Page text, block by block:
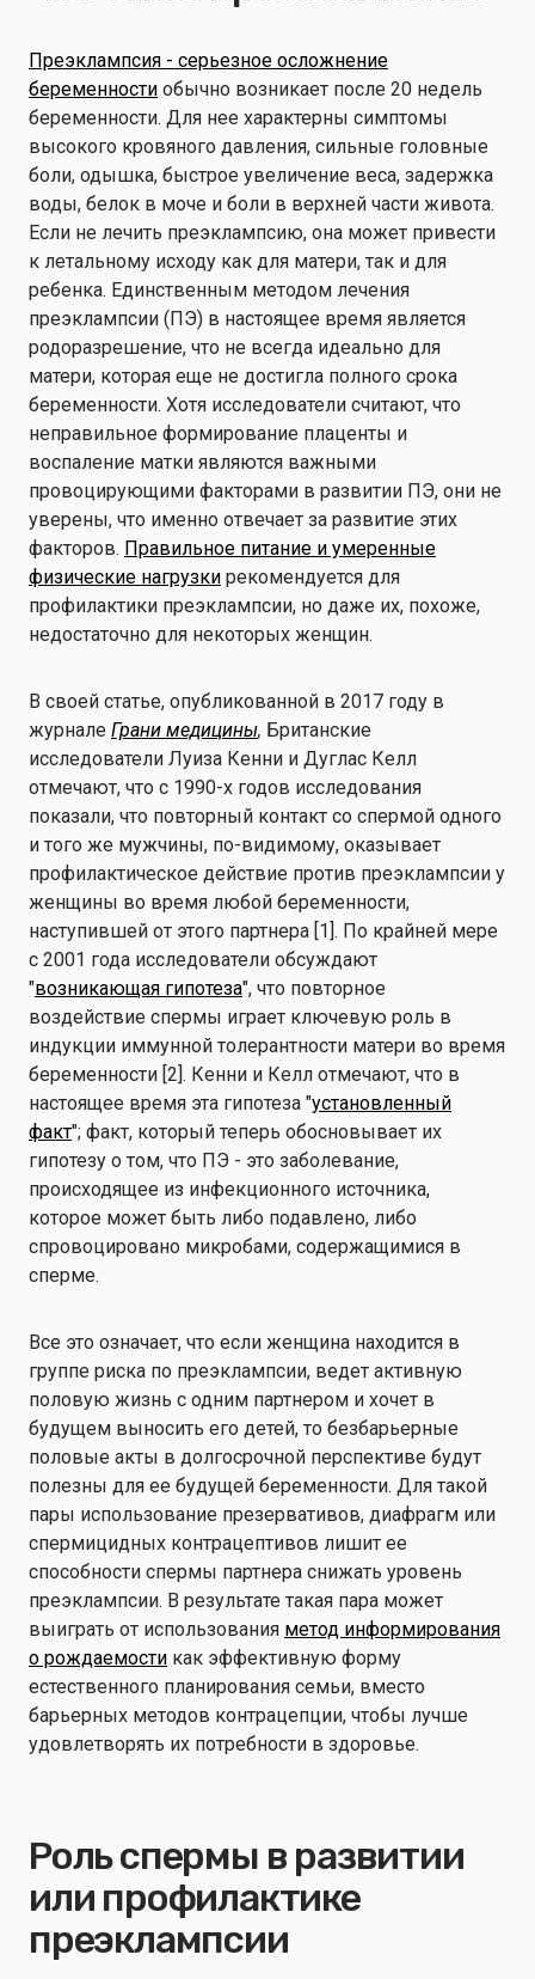
Преэклампсия - серьезное осложнение
беременности обычно возникает после 20 недель
беременности. Для нее характерны симптомы
высокого кровяного давления, сильные головные
боли, одышка, быстрое увеличение веса, задержка
воды, белок в моче и боли в верхней части живота.
Если не лечить преэклампсию, она может привести
к летальному исходу как для матери, так и для
ребенка. Единственным методом лечения
преэклампсии (ПЭ) в настоящее время является
родоразрешение, что не всегда идеально для
матери, которая еще не достигла полного срока
беременности. Хотя исследователи считают, что
неправильное формирование плаценты и
воспаление матки являются важными
провоцирующими факторами в развитии ПЭ, они не
уверены, что именно отвечает за развитие этих
факторов. Правильное питание и умеренные
физические нагрузки рекомендуется для
профилактики преэклампсии, но даже их, похоже,
недостаточно для некоторых женщин.
В своей статье, опубликованной в 2017 году в
журнале Грани медицины, Британские
исследователи Луиза Кенни и Дуглас Келл
отмечают, что с 1990-х годов исследования
показали, что повторный контакт со спермой одного
и того же мужчины, по-видимому, оказывает
профилактическое действие против преэклампсии у
женщины во время любой беременности,
наступившей от этого партнера [1]. По крайней мере
с 2001 года исследователи обсуждают
"возникающая гипотеза", что повторное
воздействие спермы играет ключевую роль в
индукции иммунной толерантности матери во время
беременности [2]. Кенни и Келл отмечают, что в
настоящее время эта гипотеза "установленный
факт"; факт, который теперь обосновывает их
гипотезу о том, что ПЭ - это заболевание,
происходящее из инфекционного источника,
которое может быть либо подавлено, либо
спровоцировано микробами, содержащимися в
сперме.
Все это означает, что если женщина находится в
группе риска по преэклампсии, ведет активную
половую жизнь с одним партнером и хочет в
будущем выносить его детей, то безбарьерные
половые акты в долгосрочной перспективе будут
полезны для ее будущей беременности. Для такой
пары использование презервативов, диафрагм или
спермицидных контрацептивов лишит ее
способности спермы партнера снижать уровень
преэклампсии. В результате такая пара может
выиграть от использования метод информирования
о рождаемости как эффективную форму
естественного планирования семьи, вместо
барьерных методов контрацепции, чтобы лучше
удовлетворять их потребности в здоровье.
Роль спермы в развитии
или профилактике
преэклампсии